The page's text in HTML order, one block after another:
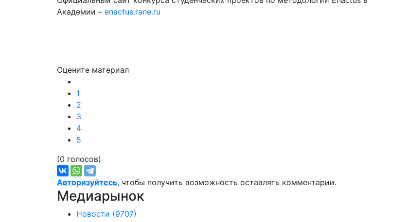
Академии – enactus.rane.ru
Оцените материал
1
2
3
4
5
(0 голосов)
Авторизуйтесь, чтобы получить возможность оставлять комментарии.
Медиарынок
Новости (9707)